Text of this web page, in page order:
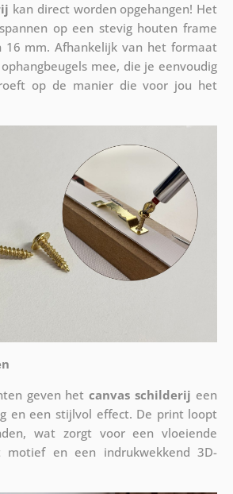
kan direct worden opgehangen! Het
op een stevig houten frame
mm. Afhankelijk van het formaat
mee, die je eenvoudig
op de manier die voor jou het
geven hetcanvas schilderij een
en een stijlvol effect. De print loopt
wat zorgt voor een vloeiende
motief en een indrukwekkend 3D-